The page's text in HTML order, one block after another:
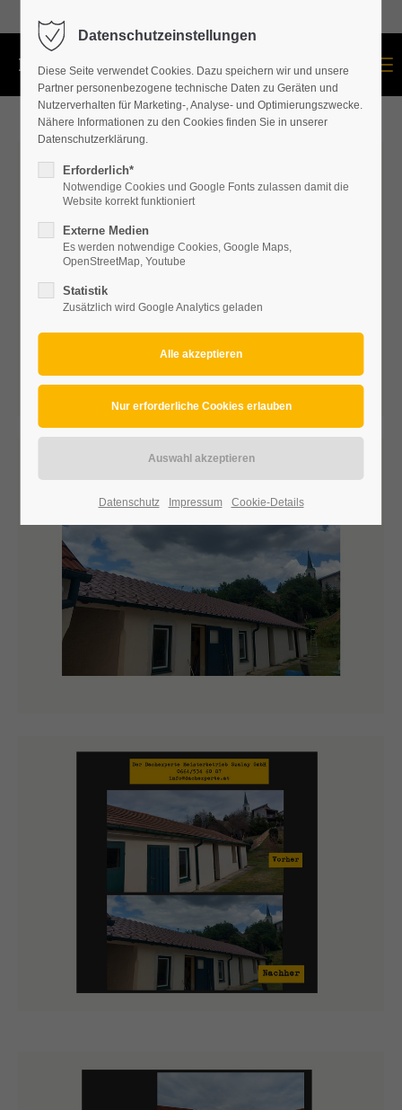
Datenschutzeinstellungen
Diese Seite verwendet Cookies. Dazu speichern wir und unsere
Partner personenbezogene technische Daten zu Geräten und
Nutzerverhalten für Marketing-, Analyse- und Optimierungszwecke.
Nähere Informationen zu den Cookies finden Sie in unserer
Datenschutzerklärung.
Erforderlich*
Notwendige Cookies und Google Fonts zulassen damit die
Website korrekt funktioniert
Externe Medien
Es werden notwendige Cookies, Google Maps,
OpenStreetMap, Youtube
Statistik
Zusätzlich wird Google Analytics geladen
Datenschutz Impressum Cookie-Details